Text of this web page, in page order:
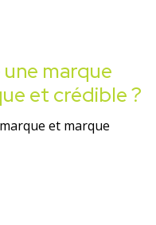
marque
et crédible ?
et marque